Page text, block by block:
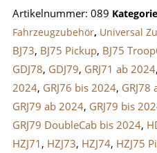
Artikelnummer: 089
Fahrzeugzubehör, Universal
BJ73, BJ75 Pickup, BJ75
GDJ78, GDJ79, GRJ71 ab 2024,
2024, GRJ76 bis 2024, GRJ78
GRJ79 ab 2024, GRJ79 bis
GRJ79 DoubleCab bis 2024,
HZJ71 , HZJ73, HZJ74, HZJ75